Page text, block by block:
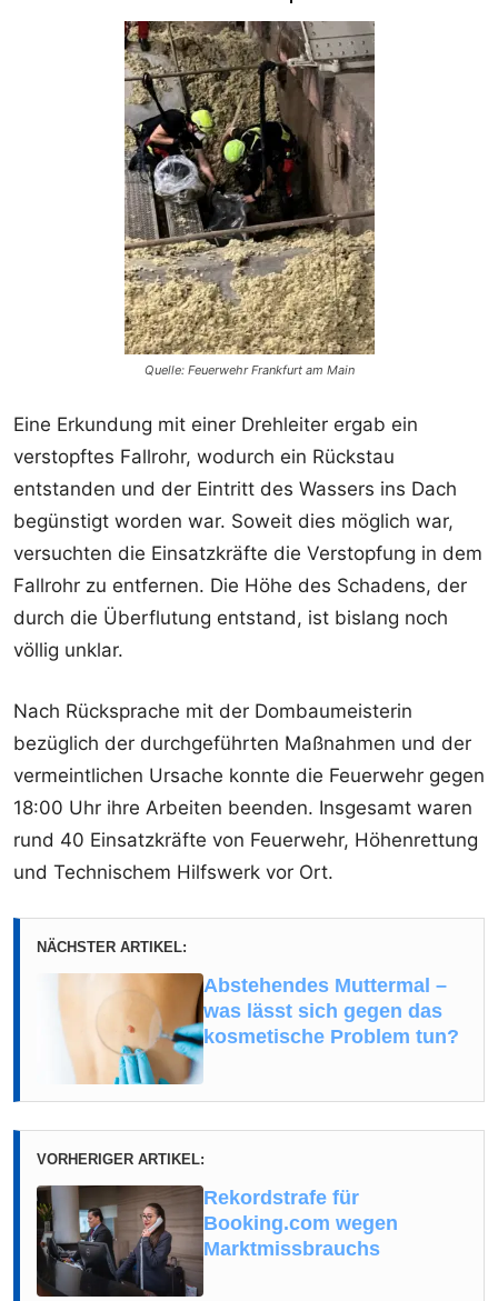
Quelle: Feuerwehr Frankfurt am Main
Eine Erkundung mit einer Drehleiter ergab ein
verstopftes Fallrohr, wodurch ein Rückstau
entstanden und der Eintritt des Wassers ins Dach
begünstigt worden war. Soweit dies möglich war,
versuchten die Einsatzkräfte die Verstopfung in dem
Fallrohr zu entfernen. Die Höhe des Schadens, der
durch die Überflutung entstand, ist bislang noch
völlig unklar.
Nach Rücksprache mit der Dombaumeisterin
bezüglich der durchgeführten Maßnahmen und der
vermeintlichen Ursache konnte die Feuerwehr gegen
18:00 Uhr ihre Arbeiten beenden. Insgesamt waren
rund 40 Einsatzkräfte von Feuerwehr, Höhenrettung
und Technischem Hilfswerk vor Ort.
NÄCHSTER ARTIKEL:
Abstehendes Muttermal –
was lässt sich gegen das
kosmetische Problem tun?
VORHERIGER ARTIKEL:
Rekordstrafe für
Booking.com wegen
Marktmissbrauchs